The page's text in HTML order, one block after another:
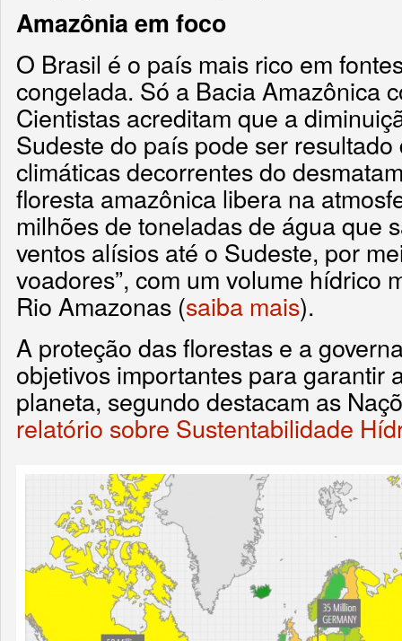
Amazônia em foco
O Brasil é o país mais rico em
congelada. Só a Bacia Amazônica
Cientistas acreditam que a
Sudeste do país pode ser
climáticas decorrentes do
floresta amazônica libera na
milhões de toneladas de água que
ventos alísios até o Sudeste, por
voadores”, com um volume hídrico
Rio Amazonas (saiba mais).
A proteção das florestas e a
objetivos importantes para garantir
planeta, segundo destacam as
relatório sobre Sustentabilidade